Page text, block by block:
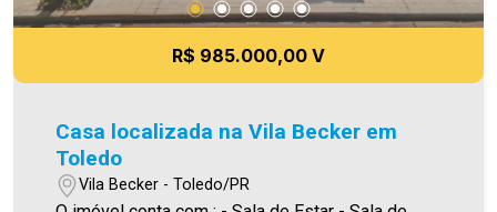
R$ 985.000,00 V
Casa localizada na Vila Becker em
Toledo
Vila Becker - Toledo/PR